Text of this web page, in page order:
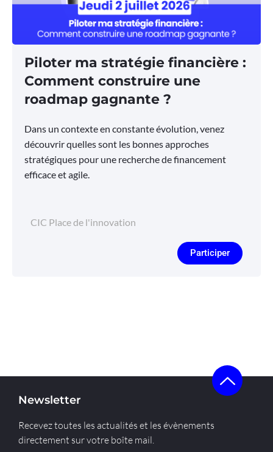
Piloter ma stratégie financière :
Comment construire une
roadmap gagnante ?
Dans un contexte en constante évolution, venez
découvrir quelles sont les bonnes approches
stratégiques pour une recherche de financement
efficace et agile.
CIC Place de l'innovation
Participer
Newsletter
Recevez toutes les actualités et les évènements
directement sur votre boîte mail.